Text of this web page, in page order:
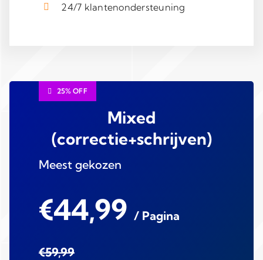
24/7 klantenondersteuning
25% OFF
Mixed
(correctie+schrijven)
Meest gekozen
€44,99 / Pagina
€59,99